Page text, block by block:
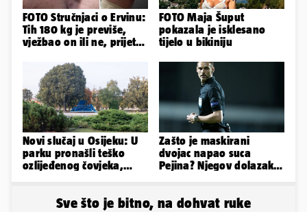
FOTO Stručnjaci o Ervinu:
Tih 180 kg je previše,
vježbao on ili ne, prijete
FOTO Maja Šuput
pokazala je isklesano
tijelo u bikiniju
Novi slučaj u Osijeku: U
parku pronašli teško
ozlijeđenog čovjeka,
Zašto je maskirani
dvojac napao suca
Pejina? Njegov dolazak u
Sve što je bitno, na dohvat ruke